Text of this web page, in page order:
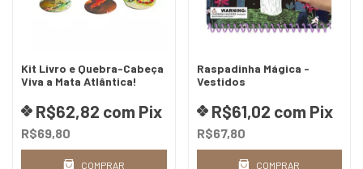
Kit Livro e Quebra-Cabeça
Viva a Mata Atlântica!
R$69,80
R$62,82 com Pix
COMPRAR
Raspadinha Mágica -
Vestidos
R$67,80
R$61,02 com Pix
COMPRAR